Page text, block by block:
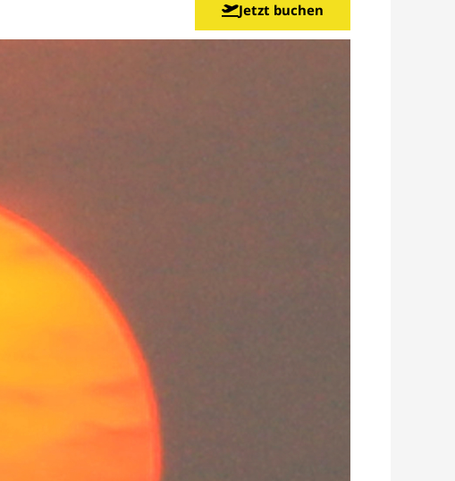
Jetzt buchen